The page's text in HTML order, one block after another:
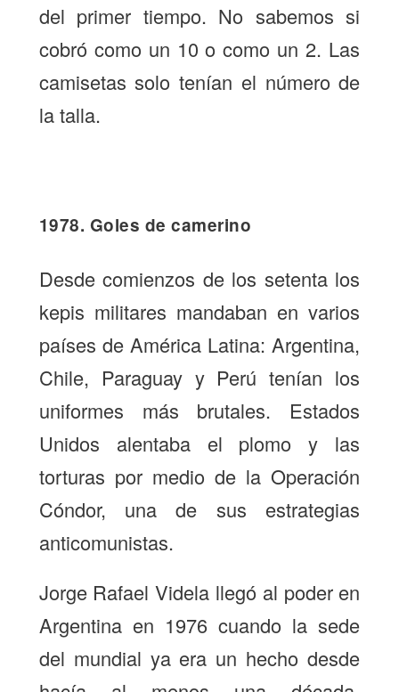
del primer tiempo. No sabemos si
cobró como un 10 o como un 2. Las
camisetas solo tenían el número de
la talla.
1978. Goles de camerino
Desde comienzos de los setenta los
kepis militares mandaban en varios
países de América Latina: Argentina,
Chile, Paraguay y Perú tenían los
uniformes más brutales. Estados
Unidos alentaba el plomo y las
torturas por medio de la Operación
Cóndor, una de sus estrategias
anticomunistas.
Jorge Rafael Videla llegó al poder en
Argentina en 1976 cuando la sede
del mundial ya era un hecho desde